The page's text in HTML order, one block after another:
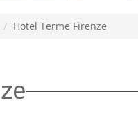
Hotel Terme Firenze